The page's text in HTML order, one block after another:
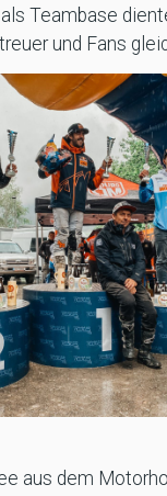
Teambase
und Fans
aus dem